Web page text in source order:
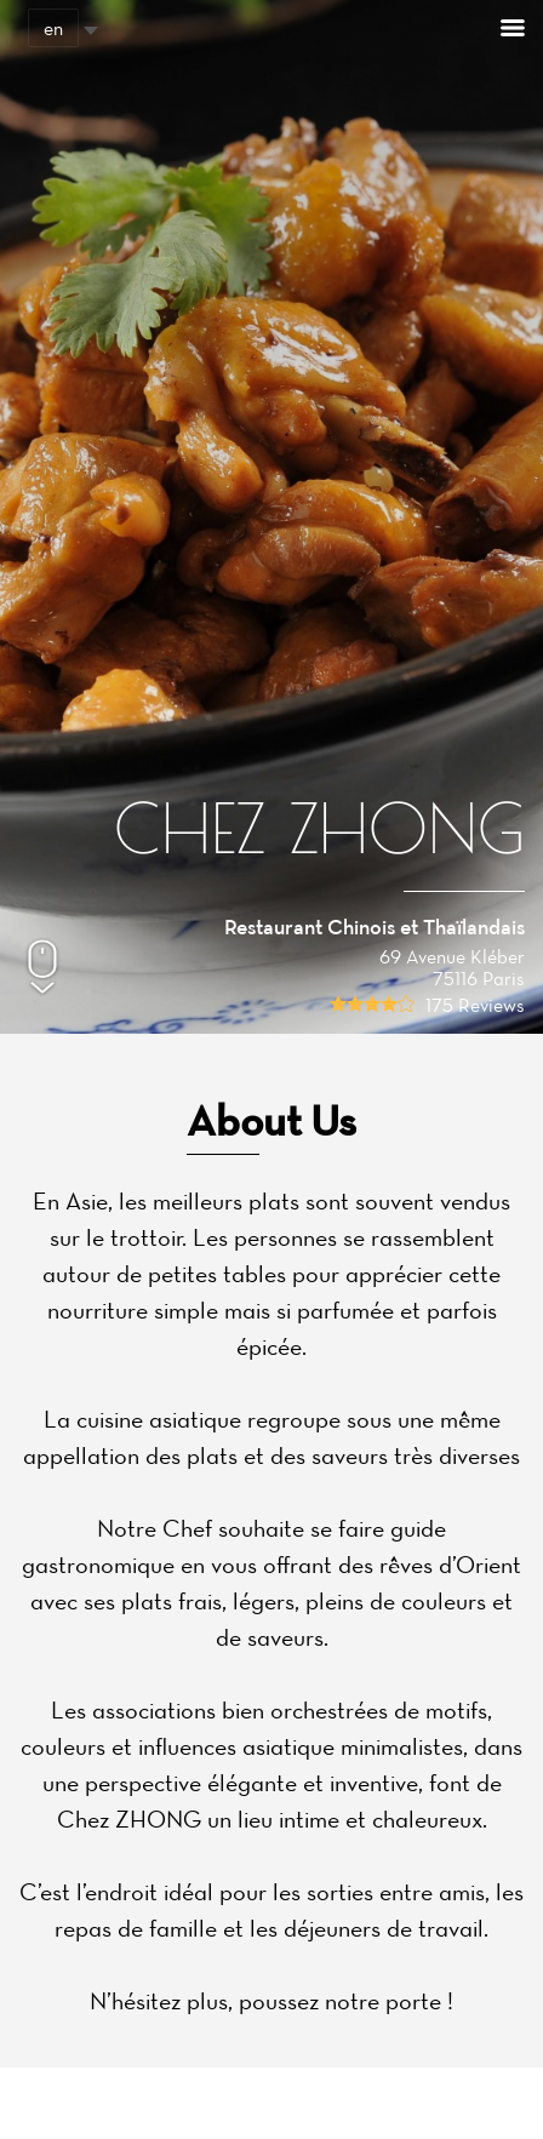
en
CHEZ ZHONG
Restaurant Chinois et Thaïlandais
69 Avenue Kléber
75116 Paris
175 Reviews
About Us
En Asie, les meilleurs plats sont souvent vendus
sur le trottoir. Les personnes se rassemblent
autour de petites tables pour apprécier cette
nourriture simple mais si parfumée et parfois
épicée.
La cuisine asiatique regroupe sous une même
appellation des plats et des saveurs très diverses
Notre Chef souhaite se faire guide
gastronomique en vous offrant des rêves d’Orient
avec ses plats frais, légers, pleins de couleurs et
de saveurs.
Les associations bien orchestrées de motifs,
couleurs et influences asiatique minimalistes, dans
une perspective élégante et inventive, font de
Chez ZHONG un lieu intime et chaleureux.
C’est l’endroit idéal pour les sorties entre amis, les
repas de famille et les déjeuners de travail.
N’hésitez plus, poussez notre porte !
Cookies management panel